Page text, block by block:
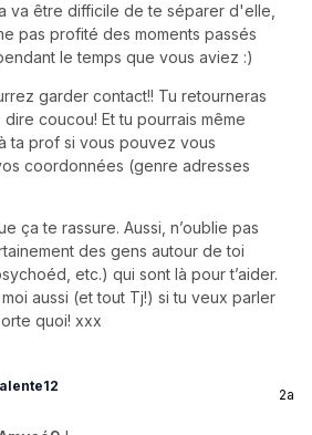
va être difficile de te séparer d'elle,
pas profité des moments passés
le temps que vous aviez :)
garder contact!! Tu retourneras
coucou! Et tu pourrais même
ta prof si vous pouvez vous
coordonnées (genre adresses
ça te rassure. Aussi, n’oublie pas
des gens autour de toi
etc.) qui sont là pour t’aider.
moi aussi (et tout Tj!) si tu veux parler
quoi! xxx
2a